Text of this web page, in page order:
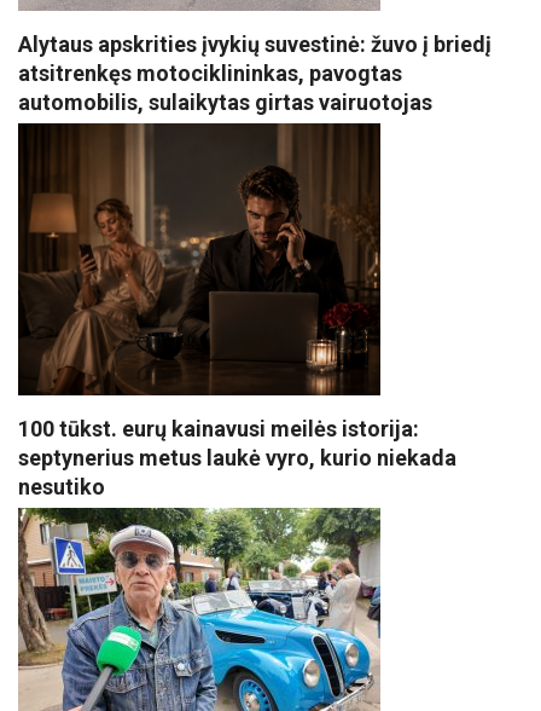
Alytaus apskrities įvykių suvestinė: žuvo į briedį
atsitrenkęs motociklininkas, pavogtas
automobilis, sulaikytas girtas vairuotojas
100 tūkst. eurų kainavusi meilės istorija:
septynerius metus laukė vyro, kurio niekada
nesutiko